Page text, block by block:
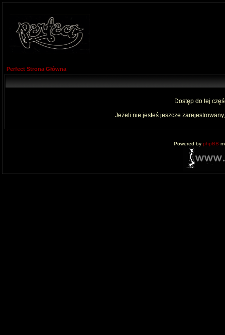
Perfect Strona Główna
Dostęp do tej
Jeżeli nie jesteś jeszcze
Powered by phpBB